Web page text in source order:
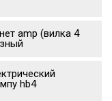
amp (вилка 4
hb4